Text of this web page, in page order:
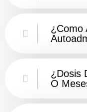
¿Como
¿Dosis
O